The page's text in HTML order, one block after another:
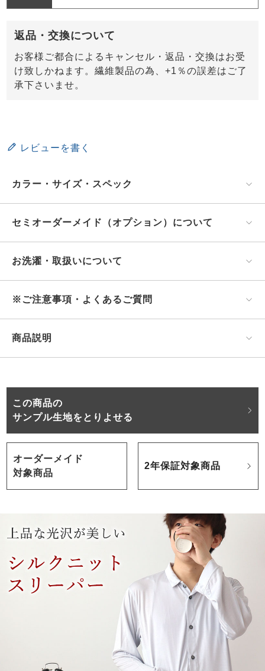
返品・交換について
お客様ご都合によるキャンセル・返品・交換はお受
け致しかねます。繊維製品の為、+1％の誤差はご了
承下さいませ。
レビューを書く
カラー・サイズ・スペック
セミオーダーメイド（オプション）について
お洗濯・取扱いについて
※ご注意事項・よくあるご質問
商品説明
この商品の
サンプル生地をとりよせる
オーダーメイド
対象商品
2年保証対象商品